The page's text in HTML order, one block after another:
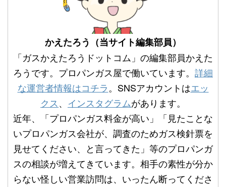
かえたろう（当サイト編集部員）
「ガスかえたろうドットコム」の編集部員かえた
ろうです。プロパンガス屋で働いています。 詳細
な運営者情報はコチラ。SNSアカウントはエッ
クス、 インスタグラムがあります。
近年、「プロパンガス料金が高い」「見たことな
いプロパンガス会社が、調査のためガス検針票を
見せてください、と言ってきた」等のプロパンガ
スの相談が増えてきています。相手の素性が分か
らない怪しい営業訪問は、いったん断ってくださ